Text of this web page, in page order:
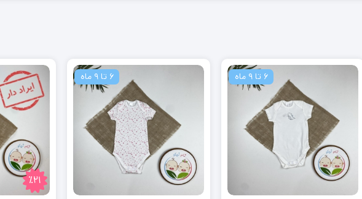
6 تا 9 ماه 6 تا 9 ماه
٪21